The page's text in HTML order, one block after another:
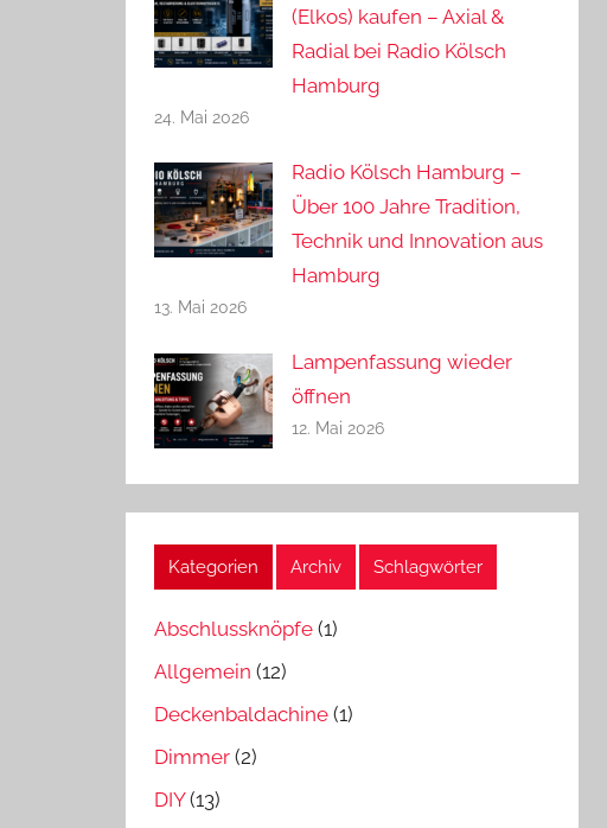
(Elkos) kaufen – Axial &
Radial bei Radio Kölsch
Hamburg
24. Mai 2026
Radio Kölsch Hamburg –
Über 100 Jahre Tradition,
Technik und Innovation aus
Hamburg
13. Mai 2026
Lampenfassung wieder
öffnen
12. Mai 2026
Kategorien Archiv Schlagwörter
Abschlussknöpfe (1)
Allgemein (12)
Deckenbaldachine (1)
Dimmer (2)
DIY(13)